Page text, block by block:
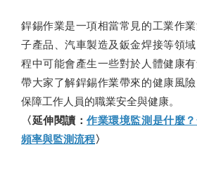
銲錫作業是一項相當常見的工業作
子產品、汽車製造及鈑金焊接等領
程中可能會產生一些對於人體健康
帶大家了解銲錫作業帶來的健康風
保障工作人員的職業安全與健康。
〈延伸閱讀：作業環境監測是什麼？
頻率與監測流程〉